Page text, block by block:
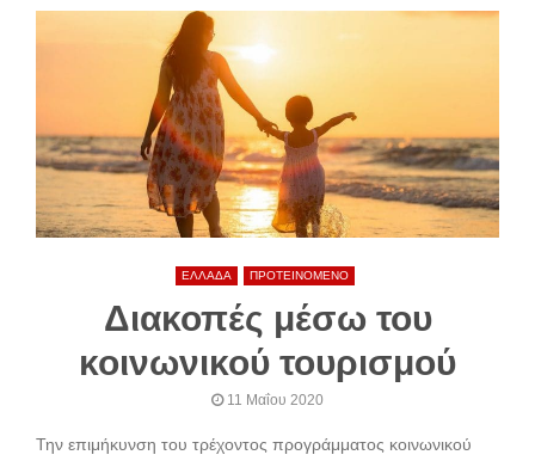
ΕΛΛΑΔΑ ΠΡΟΤΕΙΝΟΜΕΝΟ
Διακοπές μέσω του
κοινωνικού τουρισμού
11 Μαΐου 2020
Την επιμήκυνση του τρέχοντος προγράμματος κοινωνικού